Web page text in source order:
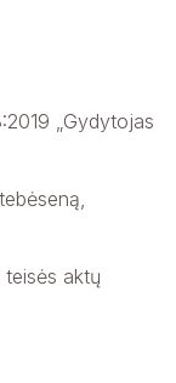
„Gydytojas
teisės aktų